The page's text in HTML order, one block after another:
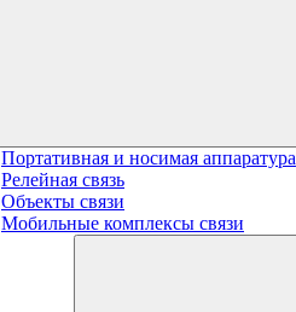
Портативная и носимая аппаратура
Релейная связь
Объекты связи
Мобильные комплексы связи